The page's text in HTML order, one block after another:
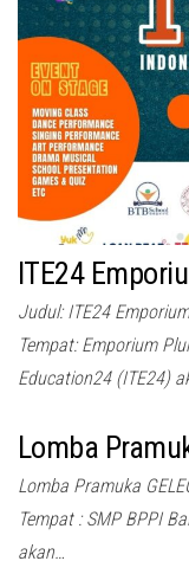
ITE24
Judul: ITE24
Tempat: Emporium
Education24 (ITE24)
Lomba
Lomba Pramuka
Tempat : SMP BPPI
akan…